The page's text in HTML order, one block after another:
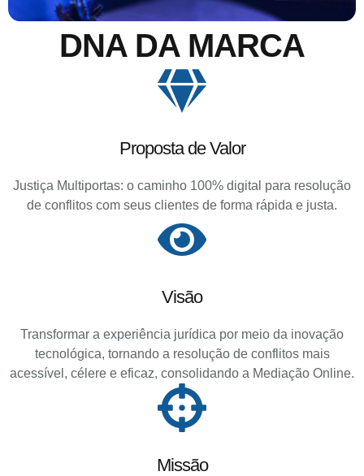
DNA DA MARCA
Proposta de Valor
Justiça Multiportas: o caminho 100% digital para resolução
de conflitos com seus clientes de forma rápida e justa.
Visão
Transformar a experiência jurídica por meio da inovação
tecnológica, tornando a resolução de conflitos mais
acessível, célere e eficaz, consolidando a Mediação Online.
Missão